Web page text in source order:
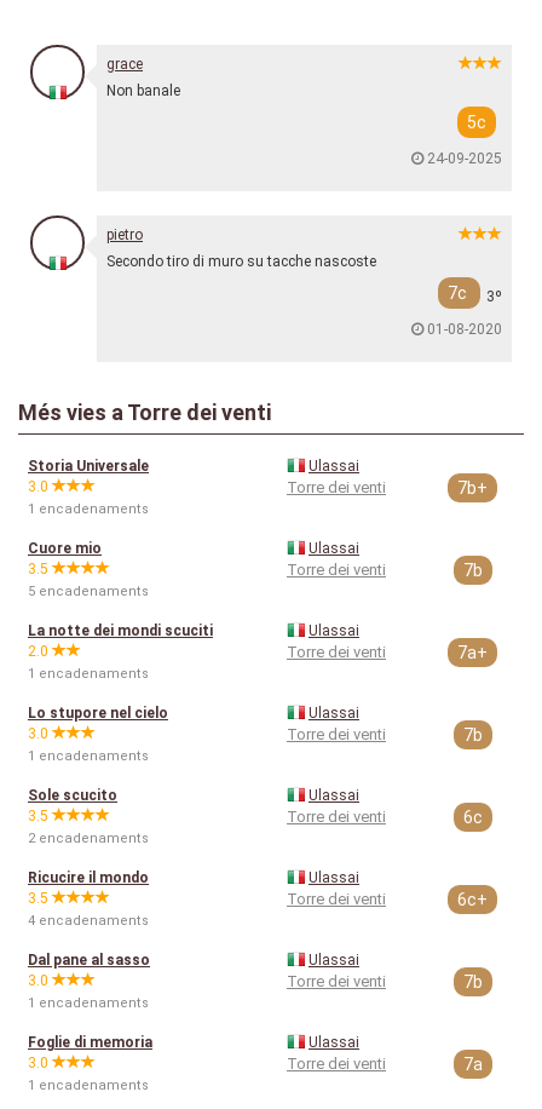
grace
Non banale
5c
24-09-2025
pietro
Secondo tiro di muro su tacche nascoste
7c
3º
01-08-2020
Més vies a Torre dei venti
Storia Universale
3.0
1 encadenaments
Ulassai
Torre dei venti 7b+
Cuore mio
3.5
5 encadenaments
Ulassai
Torre dei venti 7b
La notte dei mondi scuciti
2.0
1 encadenaments
Ulassai
Torre dei venti 7a+
Lo stupore nel cielo
3.0
1 encadenaments
Ulassai
Torre dei venti 7b
Sole scucito
3.5
2 encadenaments
Ulassai
Torre dei venti 6c
Ricucire il mondo
3.5
4 encadenaments
Ulassai
Torre dei venti 6c+
Dal pane al sasso
3.0
1 encadenaments
Ulassai
Torre dei venti 7b
Foglie di memoria
3.0
1 encadenaments
Ulassai
Torre dei venti 7a